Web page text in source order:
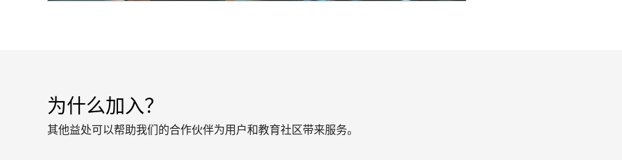
为什么加入？
其他益处可以帮助我们的合作伙伴为用户和教育社区带来服务。